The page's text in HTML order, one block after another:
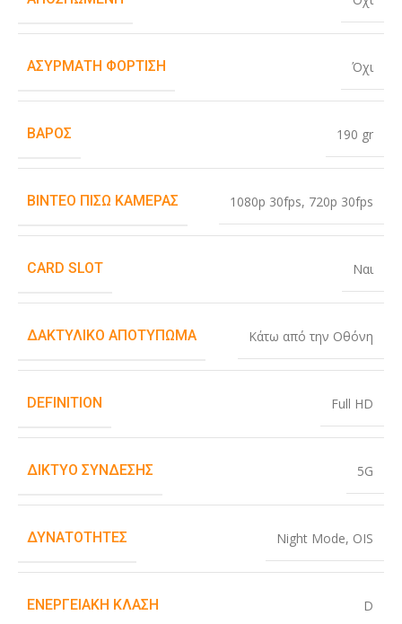
ΑΣΎΡΜΑΤΗ ΦΌΡΤΙΣΗ Όχι
ΒΆΡΟΣ 190 gr
ΒΊΝΤΕΟ ΠΊΣΩ ΚΆΜΕΡΑΣ 1080p 30fps, 720p 30fps
CARD SLOT Ναι
ΔΑΚΤΥΛΙΚΌ ΑΠΟΤΎΠΩΜΑ Κάτω από την Οθόνη
DEFINITION Full HD
ΔΊΚΤΥΟ ΣΎΝΔΕΣΗΣ 5G
ΔΥΝΑΤΌΤΗΤΕΣ Night Mode, OIS
ΕΝΕΡΓΕΙΑΚΉ ΚΛΆΣΗ D